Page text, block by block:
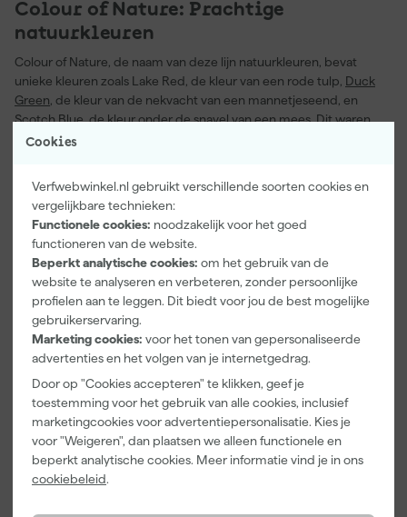
Cookies
Verfwebwinkel.nl gebruikt verschillende soorten cookies en
vergelijkbare technieken:
Functionele cookies: noodzakelijk voor het goed
functioneren van de website.
Beperkt analytische cookies: om het gebruik van de
website te analyseren en verbeteren, zonder persoonlijke
profielen aan te leggen. Dit biedt voor jou de best mogelijke
gebruikerservaring.
Marketing cookies: voor het tonen van gepersonaliseerde
advertenties en het volgen van je internetgedrag.
Door op "Cookies accepteren" te klikken, geef je
toestemming voor het gebruik van alle cookies, inclusief
marketingcookies voor advertentiepersonalisatie. Kies je
voor "Weigeren", dan plaatsen we alleen functionele en
beperkt analytische cookies. Meer informatie vind je in ons
cookiebeleid.
Colour of Nature: Prachtige
natuurkleuren
Colour of Nature, de naam van deze lijn natuurkleuren, bevat
unieke kleuren zoals Lake Red, de kleur van een rode tulp, Duck
Green, de kleur van de nekvacht van een mannetjeseend, en
Scotch Blue, de kleur onder de snavel van een mees. Dit waren
slechts drie voorbeelden uit een verfpallet van maar liefst zestien
Broccoli Brown) en een echt Nederlands tintje ( Dutch Orange).
Bij het bekijken van kleurimpressies zal het je opvallen dat de
kleuren vaak terug te vinden zijn in oude Britse herenhuizen,
kastelen en villa’s. Ze misstaan echter niet in een modern interieur.
Het mooie aan deze selectie kleuren is dat je ze goed met elkaar
kunt combineren, wat een ongekend mooi eindresultaat oplevert.
Colour of Nature verfkleuren kopen
Verfwebwinkel in vijf verschillende afwerkingen zoals Modern
Emulsion en Eggshell. Eerstgenoemde past bijvoorbeeld heel
goed bij een modern interieur. Terwijl Eggshell weer beter te
gebruiken is in een klassiekere setting. Welke kleur je ook kiest
de nieuwe Farrow & Ball verfkleuren zijn een prachtige
toevoeging voor het interieur.